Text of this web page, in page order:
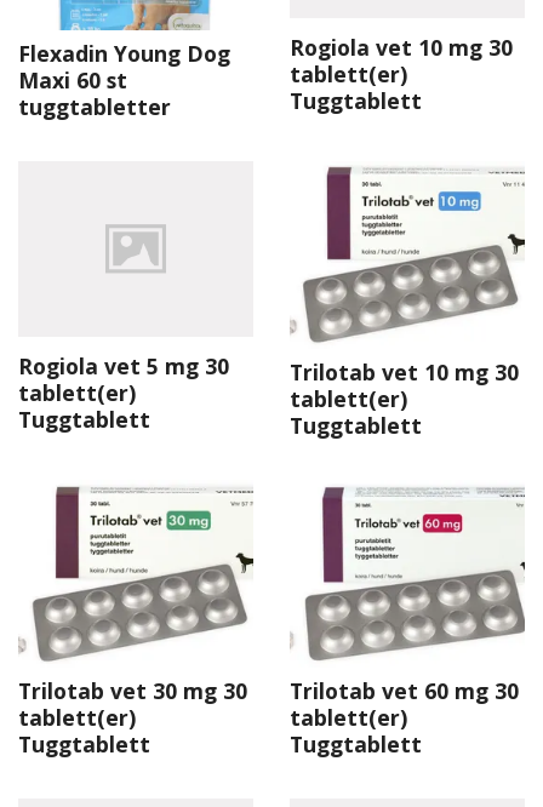
Flexadin Young Dog
Maxi 60 st
tuggtabletter
Rogiola vet 10 mg 30
tablett(er)
Tuggtablett
Rogiola vet 5 mg 30
tablett(er)
Tuggtablett
Trilotab vet 10 mg 30
tablett(er)
Tuggtablett
Trilotab vet 30 mg 30
tablett(er)
Tuggtablett
Trilotab vet 60 mg 30
tablett(er)
Tuggtablett